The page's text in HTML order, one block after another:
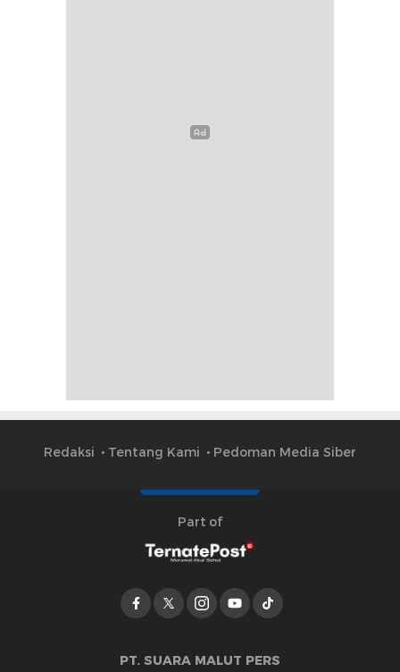
Redaksi Tentang Kami Pedoman Media Siber
Part of
PT. SUARA MALUT PERS